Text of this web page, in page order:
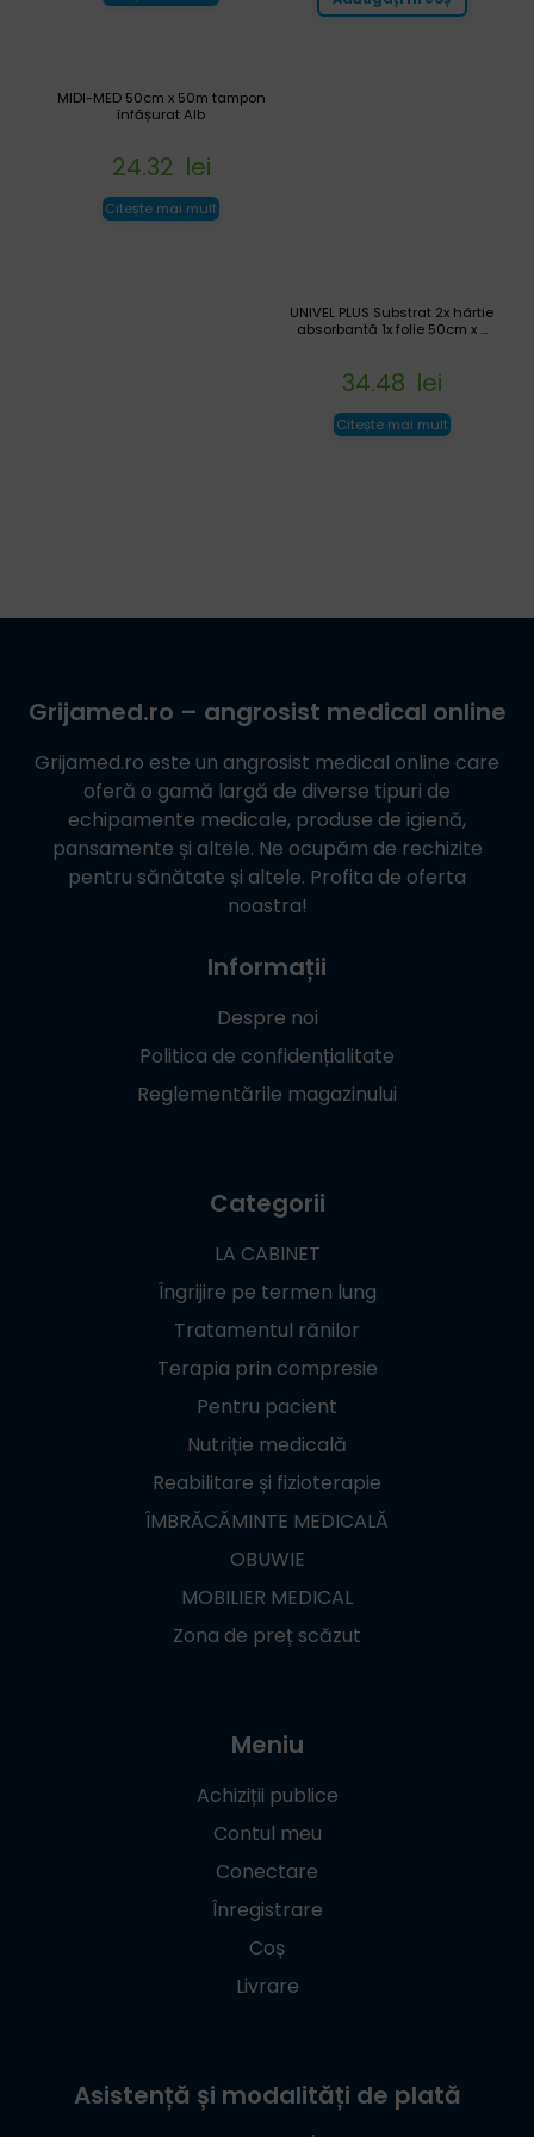
MIDI-MED 50cm x 50m tampon
înfășurat Alb
24.32 lei
Citește mai mult
UNIVEL PLUS Substrat 2x hârtie
absorbantă 1x folie 50cm x ...
34.48 lei
Citește mai mult
Grijamed.ro – angrosist medical online
Grijamed.ro este un angrosist medical online care
oferă o gamă largă de diverse tipuri de
echipamente medicale, produse de igienă,
pansamente și altele. Ne ocupăm de rechizite
pentru sănătate și altele. Profita de oferta
noastra!
Informații
Despre noi
Politica de confidențialitate
Reglementările magazinului
Categorii
LA CABINET
Îngrijire pe termen lung
Tratamentul rănilor
Terapia prin compresie
Pentru pacient
Nutriție medicală
Reabilitare și fizioterapie
ÎMBRĂCĂMINTE MEDICALĂ
OBUWIE
MOBILIER MEDICAL
Zona de preț scăzut
Meniu
Achiziții publice
Contul meu
Conectare
Înregistrare
Coș
Livrare
Asistență și modalități de plată